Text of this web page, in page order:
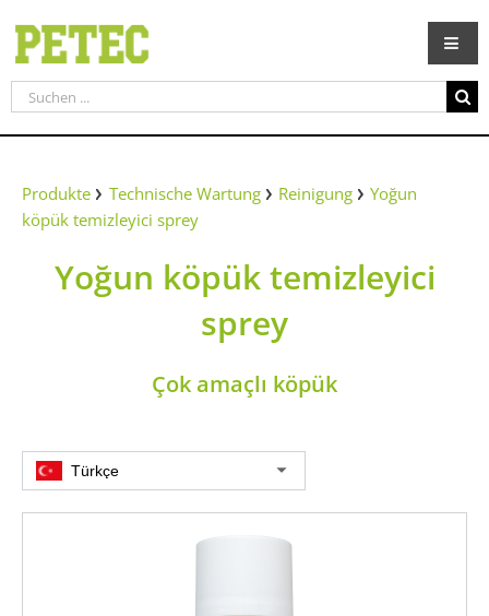
Inhalt
springen
Suche
nach:
Produkte Technische Wartung Reinigung
Yoğun
köpük temizleyici sprey
Yoğun köpük temizleyici
sprey
Çok amaçlı köpük
Türkçe